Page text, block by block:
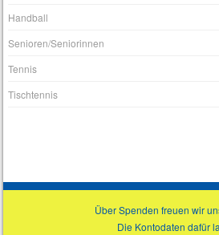
Handball
Senioren/Seniorinnen
Tennis
Tischtennis
Über Spenden freuen wir
Die Kontodaten dafür